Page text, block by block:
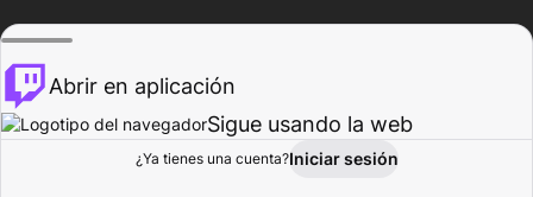
Explorar Actividad
Abrir en aplicación
Sigue usando la web
¿Ya tienes una cuenta?Iniciar sesión